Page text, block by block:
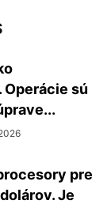
Operácie sú
pre
Je